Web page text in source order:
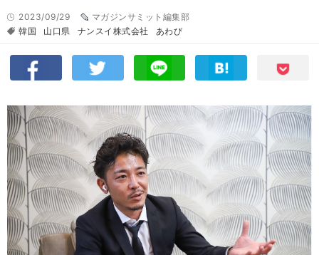
2023/09/29
マガジンサミット編集部
韓国
山口県 ナンスイ株式会社 あわび